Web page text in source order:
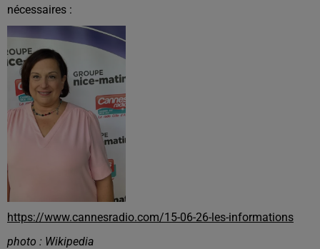
nécessaires :
https://www.cannesradio.com/15-06-26-les-informations
photo : Wikipedia